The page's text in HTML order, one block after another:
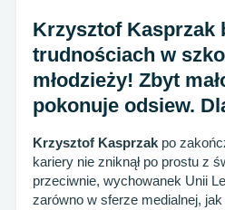
Krzysztof Kasprzak
trudnościach w
młodzieży! Zbyt
pokonuje odsiew.
Krzysztof Kasprzak po
kariery nie zniknął po prostu z
przeciwnie, wychowanek Unii
zarówno w sferze medialnej,